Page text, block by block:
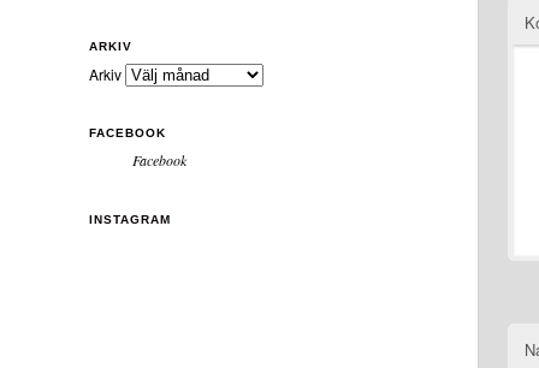
ARKIV
Arkiv
FACEBOOK
Facebook
INSTAGRAM